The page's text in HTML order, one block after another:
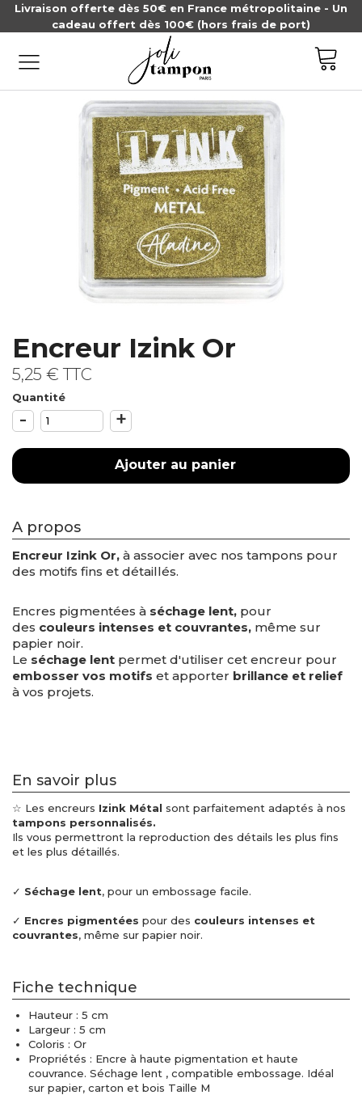
Livraison offerte dès 50€ en France métropolitaine - Un
cadeau offert dès 100€ (hors frais de port)
Encreur Izink Or
5,25 € TTC
Quantité
- +
Ajouter au panier
A propos
Encreur Izink Or, à associer avec nos tampons pour
des motifs fins et détaillés.
Encres pigmentées à séchage lent, pour
des couleurs intenses et couvrantes, même sur
papier noir.
Le séchage lent permet d'utiliser cet encreur pour
embosser vos motifs et apporter brillance et relief
à vos projets.
En savoir plus
☆ Les encreurs Izink Métal sont parfaitement adaptés à nos
tampons personnalisés.
Ils vous permettront la reproduction des détails les plus fins
et les plus détaillés.
✓ Séchage lent, pour un embossage facile.
✓ Encres pigmentées pour des couleurs intenses et
couvrantes, même sur papier noir.
Fiche technique
Hauteur : 5 cm
Largeur : 5 cm
Coloris : Or
Propriétés : Encre à haute pigmentation et haute
couvrance. Séchage lent , compatible embossage. Idéal
sur papier, carton et bois Taille M